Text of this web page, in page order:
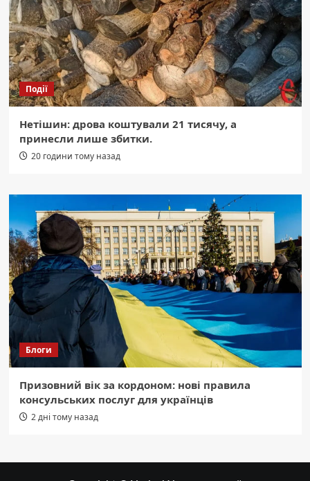
Події
Нетішин: дрова коштували 21 тисячу, а
принесли лише збитки.
20 години тому назад
Блоги
Призовний вік за кордоном: нові правила
консульських послуг для українців
2 дні тому назад